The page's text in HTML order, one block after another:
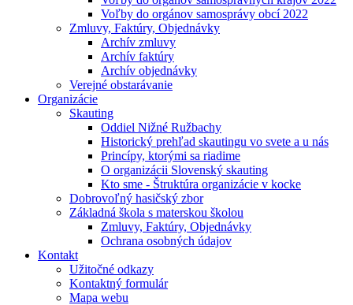
Voľby do orgánov samosprávy obcí 2022
Zmluvy, Faktúry, Objednávky
Archív zmluvy
Archív faktúry
Archív objednávky
Verejné obstarávanie
Organizácie
Skauting
Oddiel Nižné Ružbachy
Historický prehľad skautingu vo svete a u nás
Princípy, ktorými sa riadime
O organizácii Slovenský skauting
Kto sme - Štruktúra organizácie v kocke
Dobrovoľný hasičský zbor
Základná škola s materskou školou
Zmluvy, Faktúry, Objednávky
Ochrana osobných údajov
Kontakt
Užitočné odkazy
Kontaktný formulár
Mapa webu